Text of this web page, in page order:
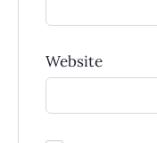
Website